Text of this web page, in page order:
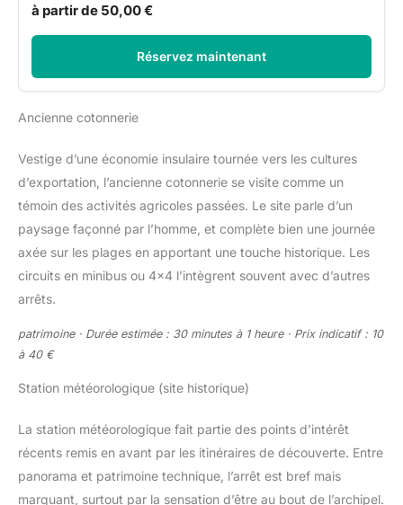
à partir de 50,00 €
Réservez maintenant
Ancienne cotonnerie
Vestige d’une économie insulaire tournée vers les cultures
d’exportation, l’ancienne cotonnerie se visite comme un
témoin des activités agricoles passées. Le site parle d’un
paysage façonné par l’homme, et complète bien une journée
axée sur les plages en apportant une touche historique. Les
circuits en minibus ou 4×4 l’intègrent souvent avec d’autres
arrêts.
patrimoine · Durée estimée : 30 minutes à 1 heure · Prix indicatif : 10
à 40 €
Station météorologique (site historique)
La station météorologique fait partie des points d’intérêt
récents remis en avant par les itinéraires de découverte. Entre
panorama et patrimoine technique, l’arrêt est bref mais
marquant, surtout par la sensation d’être au bout de l’archipel.